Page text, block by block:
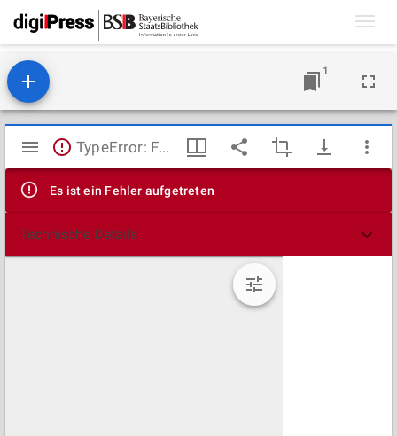
1
Mirador
Viewer
TypeError: Failed to fetch
Es ist ein Fehler aufgetreten
Technische Details